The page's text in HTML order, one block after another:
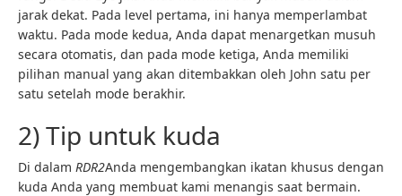
jarak dekat. Pada level pertama, ini hanya memperlambat
waktu. Pada mode kedua, Anda dapat menargetkan musuh
secara otomatis, dan pada mode ketiga, Anda memiliki
pilihan manual yang akan ditembakkan oleh John satu per
satu setelah mode berakhir.
2) Tip untuk kuda
Di dalam RDR2Anda mengembangkan ikatan khusus dengan
kuda Anda yang membuat kami menangis saat bermain.